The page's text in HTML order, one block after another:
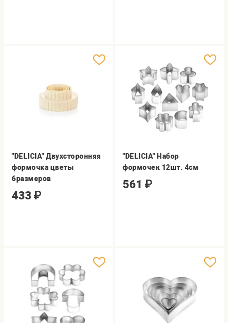
"DELICIA" Двухсторонняя
формочка цветы
6размеров
433 ₽
"DELICIA" Набор
формочек 12шт. 4см
561 ₽